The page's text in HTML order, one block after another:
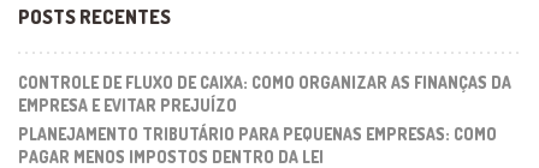
POSTS RECENTES
CONTROLE DE FLUXO DE CAIXA: COMO ORGANIZAR AS FINANÇAS DA
EMPRESA E EVITAR PREJUÍZO
PLANEJAMENTO TRIBUTÁRIO PARA PEQUENAS EMPRESAS: COMO
PAGAR MENOS IMPOSTOS DENTRO DA LEI